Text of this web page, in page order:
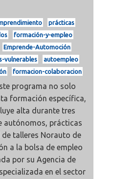
prácticas
formación-y-empleo
Emprende-Automoción
vulnerables
autoempleo
formacion-colaboracion
programa no solo
formación específica,
alta durante tres
autónomos, prácticas
de talleres Norauto de
a la bolsa de empleo
por su Agencia de
en el sector